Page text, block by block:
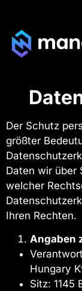
Der Schutz
größter
Daten wir über
welcher
Ihren Rechten.
Angaben
Hungary
Sitz: 1145